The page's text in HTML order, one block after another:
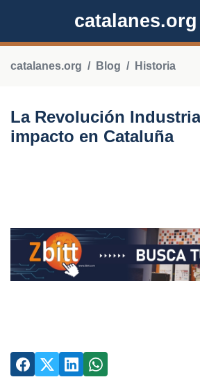
catalanes.org
catalanes.org Blog Historia
La Revolución
impacto en Cataluña